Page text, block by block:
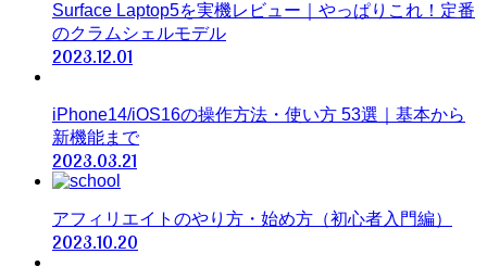
Surface Laptop5を実機レビュー｜やっぱりこれ！定番
のクラムシェルモデル
2023.12.01
iPhone14/iOS16の操作方法・使い方 53選｜基本から
新機能まで
2023.03.21
アフィリエイトのやり方・始め方（初心者入門編）
2023.10.20